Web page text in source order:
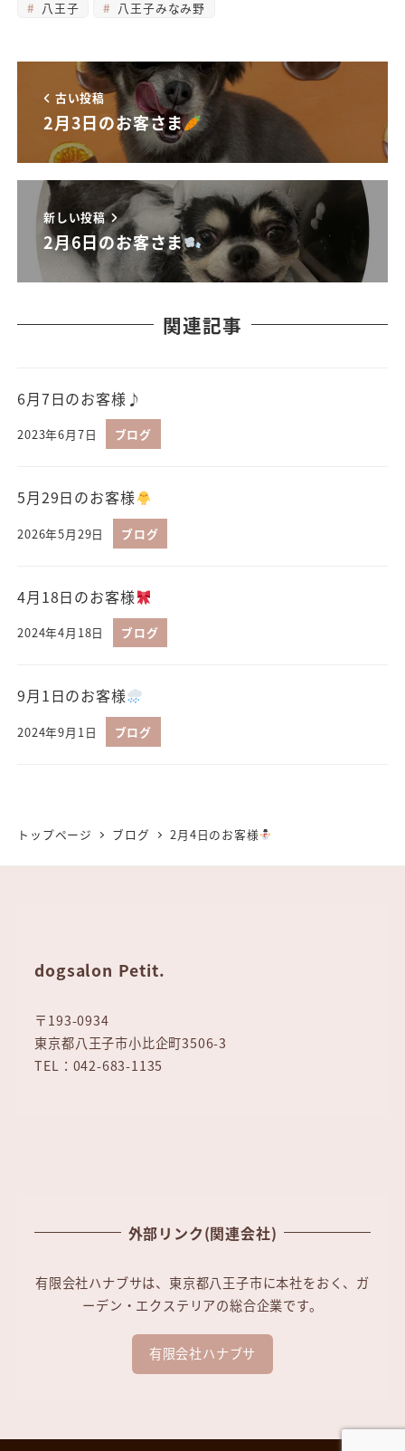
八王子
八王子みなみ野
古い投稿
2月3日のお客さま
新しい投稿
2月6日のお客さま
関連記事
6月7日のお客様♪
2023年6月7日 ブログ
5月29日のお客様
2026年5月29日 ブログ
4月18日のお客様
2024年4月18日 ブログ
9月1日のお客様
2024年9月1日 ブログ
トップページ ブログ 2月4日のお客様
dogsalon Petit.
〒193-0934
東京都八王子市小比企町3506-3
TEL：042-683-1135
外部リンク(関連会社)
有限会社ハナブサは、東京都八王子市に本社をおく、ガ
ーデン・エクステリアの総合企業です。
有限会社ハナブサ